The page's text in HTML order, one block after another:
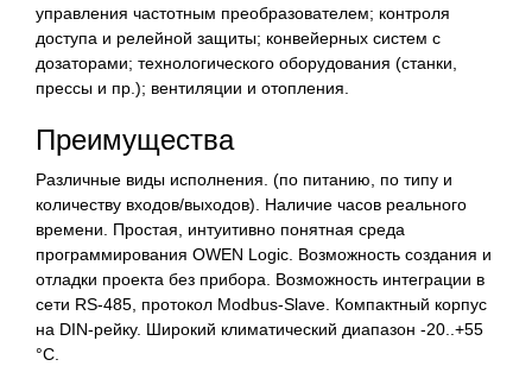
управления частотным преобразователем; контроля
доступа и релейной защиты; конвейерных систем с
дозаторами; технологического оборудования (станки,
прессы и пр.); вентиляции и отопления.
Преимущества
Различные виды исполнения. (по питанию, по типу и
количеству входов/выходов). Наличие часов реального
времени. Простая, интуитивно понятная среда
программирования OWEN Logic. Возможность создания и
отладки проекта без прибора. Возможность интеграции в
сети RS-485, протокол Modbus-Slave. Компактный корпус
на DIN-рейку. Широкий климатический диапазон -20..+55
°C.